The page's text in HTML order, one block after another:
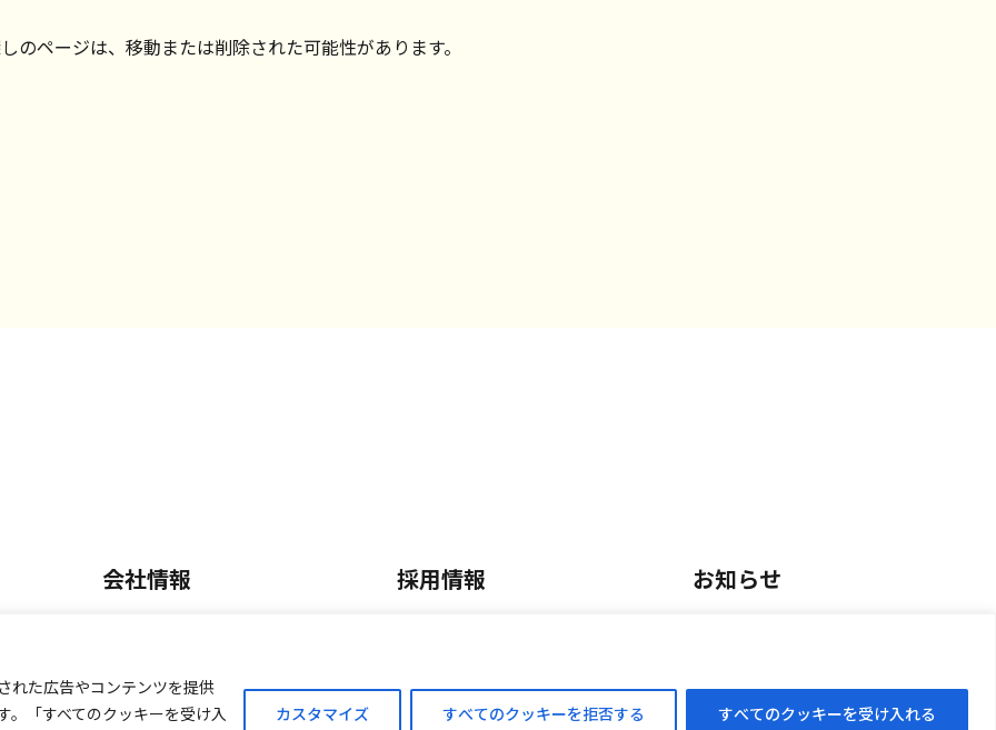
れた広告やコンテンツを提供
「すべてのクッキーを受け入
カスタマイズ すべてのクッキーを拒否する すべてのクッキーを受け入れる
のページは、移動または削除された可能性があります。
内
会社情報
事業内容
外商販売
採用情報 お知らせ